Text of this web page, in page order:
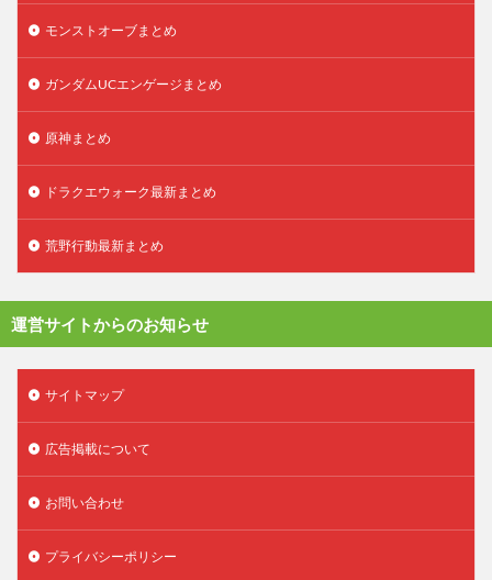
モンストオーブまとめ
ガンダムUCエンゲージまとめ
原神まとめ
ドラクエウォーク最新まとめ
荒野行動最新まとめ
運営サイトからのお知らせ
サイトマップ
広告掲載について
お問い合わせ
プライバシーポリシー